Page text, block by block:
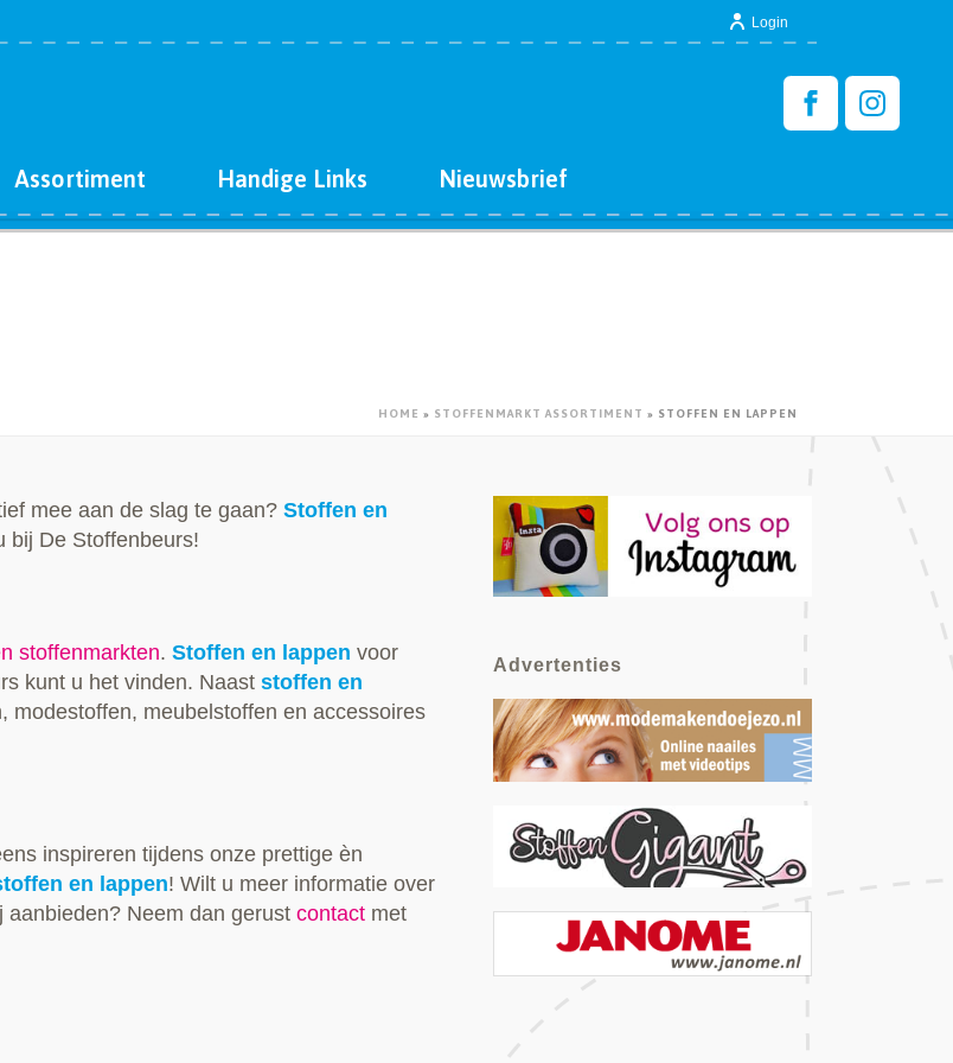
Login
Assortiment Handige Links Nieuwsbrief
HOME » STOFFENMARKT ASSORTIMENT » STOFFEN EN LAPPEN
mee aan de slag te gaan? Stoffen en
bij De Stoffenbeurs!
stoffenmarkten. Stoffen en lappen voor
kunt u het vinden. Naast stoffen en
modestoffen, meubelstoffen en accessoires
inspireren tijdens onze prettige èn
en lappen! Wilt u meer informatie over
aanbieden? Neem dan gerust contact met
Advertenties